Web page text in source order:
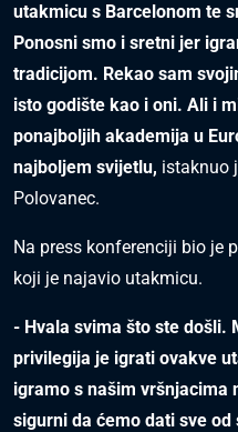
utakmicu s Barcelonom te
Ponosni smo i sretni jer
tradicijom. Rekao sam
isto godište kao i oni. Ali i
ponajboljih akademija u
najboljem svijetlu, istaknuo
Polovanec.
Na press konferenciji bio je
koji je najavio utakmicu.
- Hvala svima što ste došli.
privilegija je igrati ovakve
igramo s našim vršnjacima
sigurni da ćemo dati sve